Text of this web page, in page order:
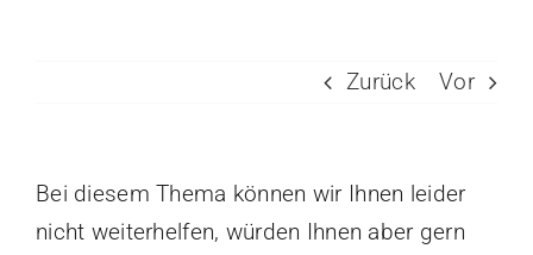
Zurück Vor
Bei diesem Thema können wir Ihnen leider
nicht weiterhelfen, würden Ihnen aber gern